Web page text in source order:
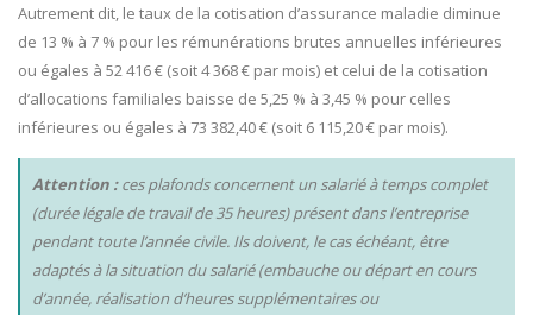
Autrement dit, le taux de la cotisation d’assurance maladie diminue
de 13 % à 7 % pour les rémunérations brutes annuelles inférieures
ou égales à 52 416 € (soit 4 368 € par mois) et celui de la cotisation
d’allocations familiales baisse de 5,25 % à 3,45 % pour celles
inférieures ou égales à 73 382,40 € (soit 6 115,20 € par mois).
Attention :ces plafonds concernent un salarié à temps complet
(durée légale de travail de 35 heures) présent dans l’entreprise
pendant toute l’année civile. Ils doivent, le cas échéant, être
adaptés à la situation du salarié (embauche ou départ en cours
d’année, réalisation d’heures supplémentaires ou